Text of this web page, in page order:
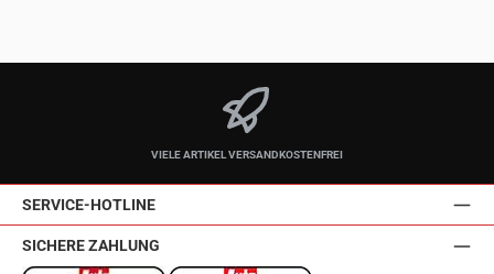
VIELE ARTIKEL VERSANDKOSTENFREI
SERVICE-HOTLINE
SICHERE ZAHLUNG